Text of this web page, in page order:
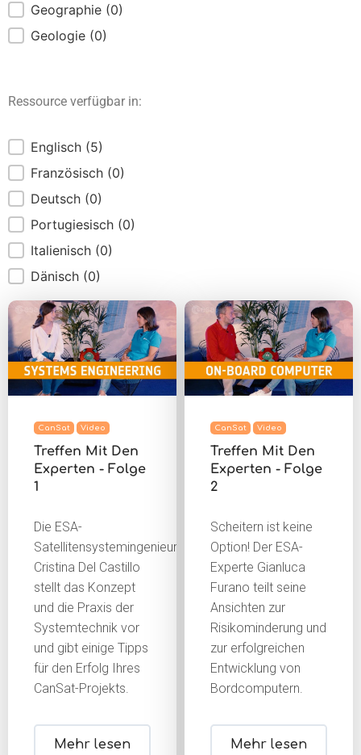
Geographie (0)
Geologie (0)
Ressource verfügbar in:
Sprachen
Englisch (5)
Französisch (0)
Deutsch (0)
Portugiesisch (0)
Italienisch (0)
Dänisch (0)
CanSat Video
Treffen Mit Den
Experten - Folge
1
Die ESA-
Satellitensystemingenieurin
Cristina Del Castillo
stellt das Konzept
und die Praxis der
Systemtechnik vor
und gibt einige Tipps
für den Erfolg Ihres
CanSat-Projekts.
Mehr lesen
CanSat Video
Treffen Mit Den
Experten - Folge
2
Scheitern ist keine
Option! Der ESA-
Experte Gianluca
Furano teilt seine
Ansichten zur
Risikominderung und
zur erfolgreichen
Entwicklung von
Bordcomputern.
Mehr lesen